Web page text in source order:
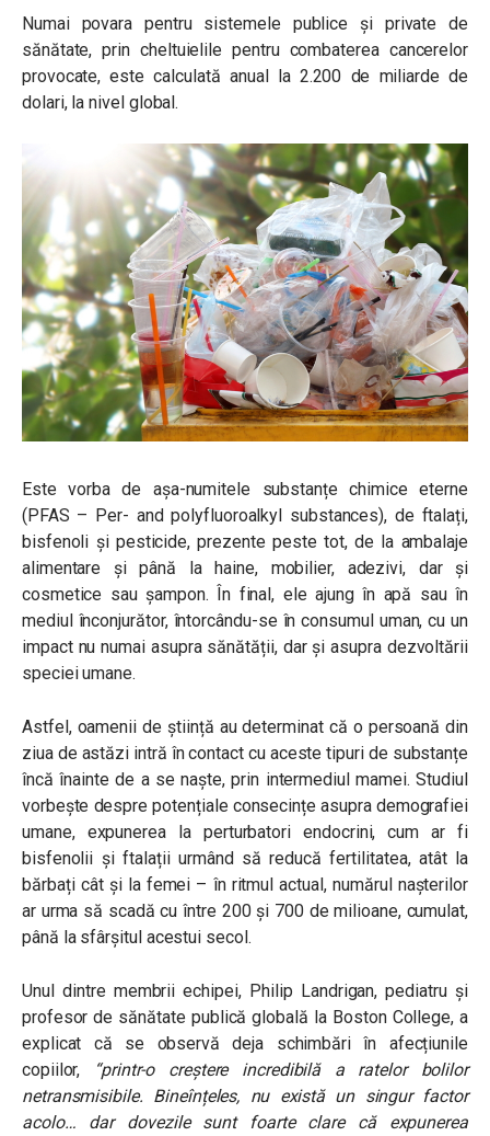
Numai povara pentru sistemele publice și private de
sănătate, prin cheltuielile pentru combaterea cancerelor
provocate, este calculată anual la 2.200 de miliarde de
dolari, la nivel global.
Este vorba de așa-numitele substanțe chimice eterne
(PFAS – Per- and polyfluoroalkyl substances), de ftalați,
bisfenoli și pesticide, prezente peste tot, de la ambalaje
alimentare și până la haine, mobilier, adezivi, dar și
cosmetice sau șampon. În final, ele ajung în apă sau în
mediul înconjurător, întorcându-se în consumul uman, cu un
impact nu numai asupra sănătății, dar și asupra dezvoltării
speciei umane.
Astfel, oamenii de știință au determinat că o persoană din
ziua de astăzi intră în contact cu aceste tipuri de substanțe
încă înainte de a se naște, prin intermediul mamei. Studiul
vorbește despre potențiale consecințe asupra demografiei
umane, expunerea la perturbatori endocrini, cum ar fi
bisfenolii și ftalații urmând să reducă fertilitatea, atât la
bărbați cât și la femei – în ritmul actual, numărul nașterilor
ar urma să scadă cu între 200 și 700 de milioane, cumulat,
până la sfârșitul acestui secol.
Unul dintre membrii echipei, Philip Landrigan, pediatru și
profesor de sănătate publică globală la Boston College, a
explicat că se observă deja schimbări în afecțiunile
copiilor,
“printr-o creștere incredibilă a ratelor bolilor
netransmisibile. Bineînțeles, nu există un singur factor
acolo… dar dovezile sunt foarte clare că expunerea